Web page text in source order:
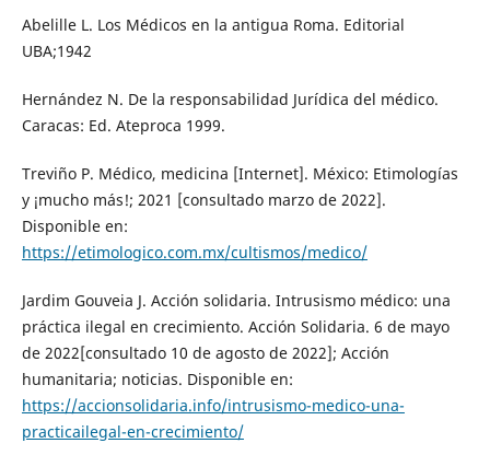
Abelille L. Los Médicos en la antigua Roma. Editorial
UBA;1942
Hernández N. De la responsabilidad Jurídica del médico.
Caracas: Ed. Ateproca 1999.
Treviño P. Médico, medicina [Internet]. México: Etimologías
y ¡mucho más!; 2021 [consultado marzo de 2022].
Disponible en:
https://etimologico.com.mx/cultismos/medico/
Jardim Gouveia J. Acción solidaria. Intrusismo médico: una
práctica ilegal en crecimiento. Acción Solidaria. 6 de mayo
de 2022[consultado 10 de agosto de 2022]; Acción
humanitaria; noticias. Disponible en:
https://accionsolidaria.info/intrusismo-medico-una-
practicailegal-en-crecimiento/